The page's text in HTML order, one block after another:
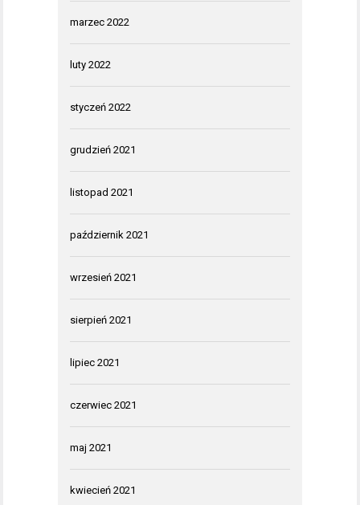
marzec 2022
luty 2022
styczeń 2022
grudzień 2021
listopad 2021
październik 2021
wrzesień 2021
sierpień 2021
lipiec 2021
czerwiec 2021
maj 2021
kwiecień 2021